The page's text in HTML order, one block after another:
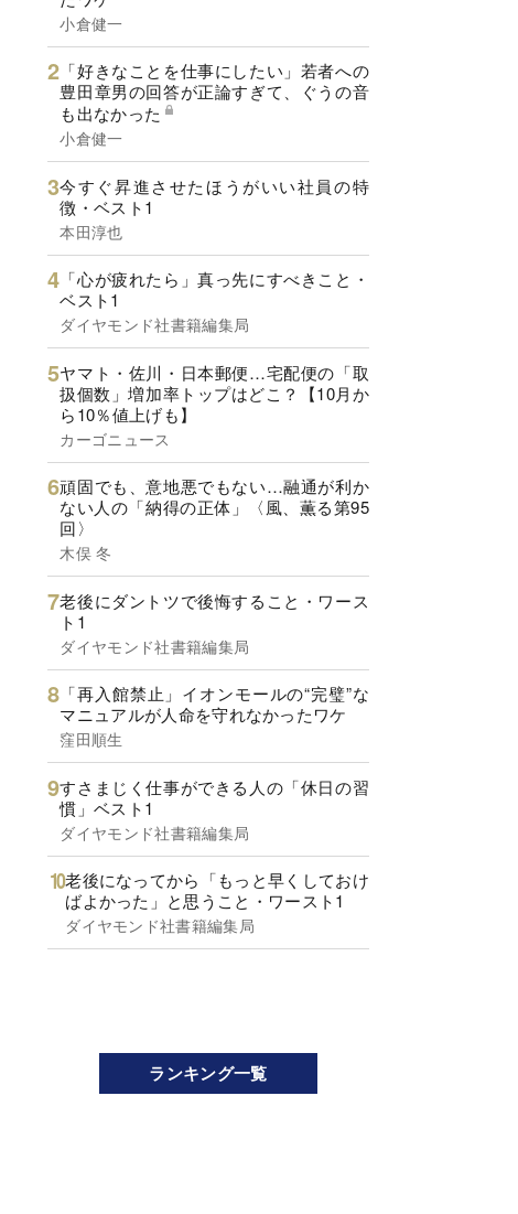
小倉健一
「好きなことを仕事にしたい」若者への
豊田章男の回答が正論すぎて、ぐうの音
も出なかった
小倉健一
今すぐ昇進させたほうがいい社員の特
徴・ベスト1
本田淳也
「心が疲れたら」真っ先にすべきこと・
ベスト1
ダイヤモンド社書籍編集局
ヤマト・佐川・日本郵便…宅配便の「取
扱個数」増加率トップはどこ？【10月か
ら10％値上げも】
カーゴニュース
頑固でも、意地悪でもない…融通が利か
ない人の「納得の正体」〈風、薫る第95
回〉
木俣 冬
老後にダントツで後悔すること・ワース
ト1
ダイヤモンド社書籍編集局
「再入館禁止」イオンモールの“完璧”な
マニュアルが人命を守れなかったワケ
窪田順生
すさまじく仕事ができる人の「休日の習
慣」ベスト1
ダイヤモンド社書籍編集局
老後になってから「もっと早くしておけ
ばよかった」と思うこと・ワースト1
ダイヤモンド社書籍編集局
ランキング一覧